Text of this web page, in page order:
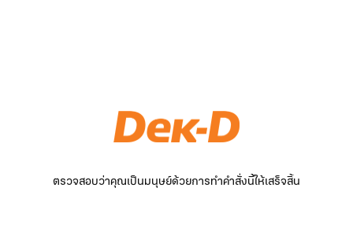
ตรวจสอบว่าคุณเป็นมนุษย์ด้วยการทำคำสั่งนี้ให้เสร็จสิ้น